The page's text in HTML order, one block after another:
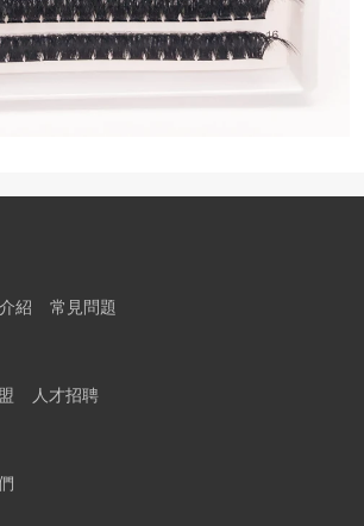
紹 常見問題
人才招聘